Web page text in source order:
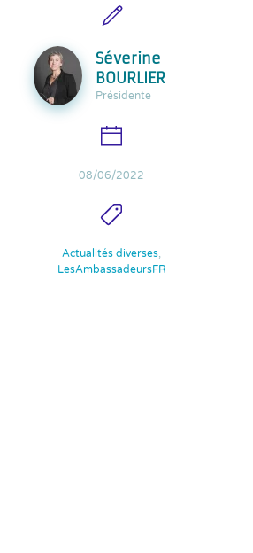
Séverine
BOURLIER
Présidente
08/06/2022
Actualités diverses,
LesAmbassadeursFR